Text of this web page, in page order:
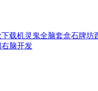
载机灵鬼全脑套盒石牌坊
右脑开发